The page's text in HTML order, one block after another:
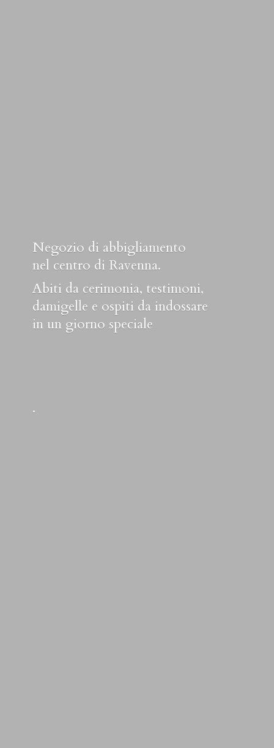
Negozio di abbigliamento
nel centro di Ravenna.
Abiti da cerimonia, testimoni,
damigelle e ospiti da indossare
in un giorno speciale
.